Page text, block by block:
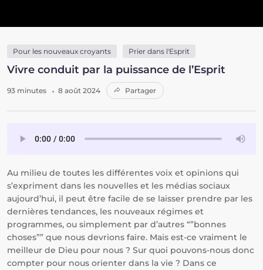
Pour les nouveaux croyants Prier dans l'Esprit
Vivre conduit par la puissance de l’Esprit
93 minutes 8 août 2024 Partager
Au milieu de toutes les différentes voix et opinions qui
s’expriment dans les nouvelles et les médias sociaux
aujourd’hui, il peut être facile de se laisser prendre par les
dernières tendances, les nouveaux régimes et
programmes, ou simplement par d’autres “”bonnes
choses”” que nous devrions faire. Mais est-ce vraiment le
meilleur de Dieu pour nous ? Sur quoi pouvons-nous donc
compter pour nous orienter dans la vie ? Dans ce